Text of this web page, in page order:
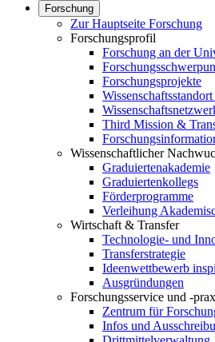
Forschung
Zur Hauptseite Forschung
Forschungsprofil
Forschung an der
Forschungsprojekte
Third Mission &
Wissenschaftlicher
Graduiertenakademie
Graduiertenkollegs
Förderprogramme
Verleihung
Wirtschaft & Transfer
Technologie- und
Transferstrategie
Ideenwettbewerb
Ausgründungen
Forschungsservice und -
Zentrum für
Infos und